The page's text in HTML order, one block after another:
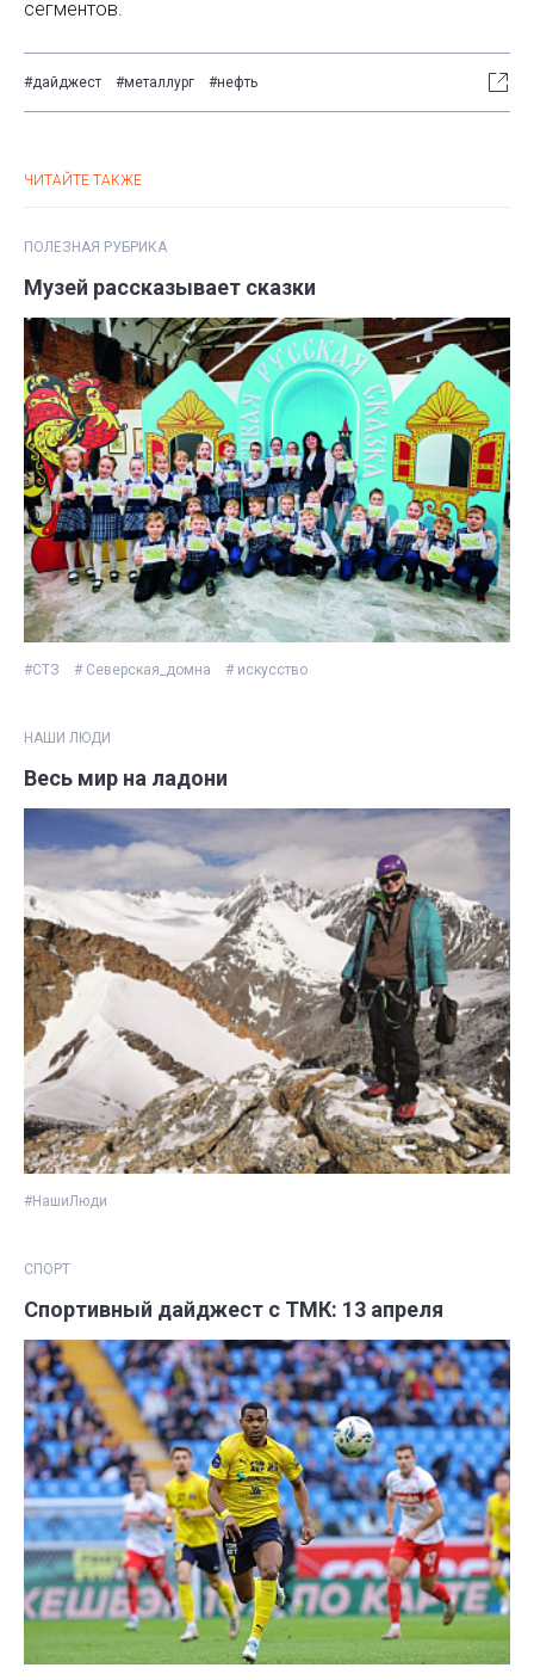
сегментов.
#дайджест #металлург #нефть
ЧИТАЙТЕ ТАКЖЕ
ПОЛЕЗНАЯ РУБРИКА
Музей рассказывает сказки
#СТЗ # Северская_домна # искусство
НАШИ ЛЮДИ
Весь мир на ладони
#НашиЛюди
СПОРТ
Спортивный дайджест с ТМК: 13 апреля